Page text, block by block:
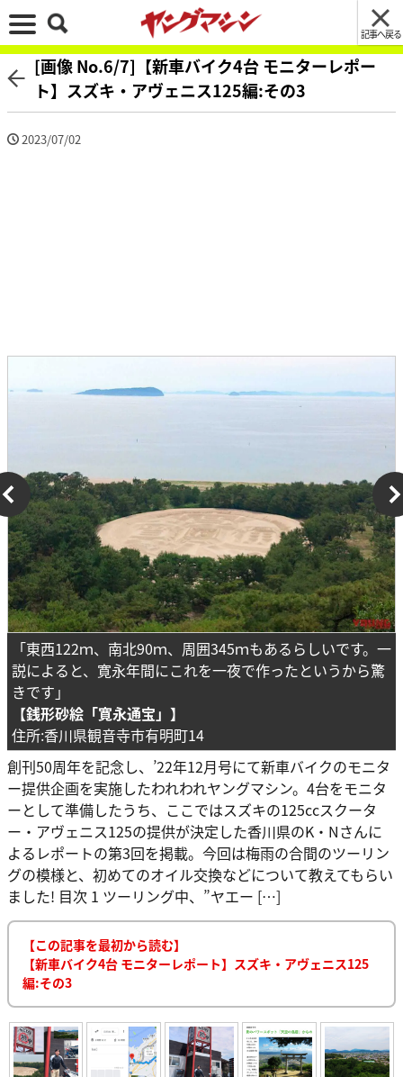
記事へ戻る
[画像 No.6/7]【新車バイク4台 モニターレポー
ト】スズキ・アヴェニス125編:その3
2023/07/02
「東西122ｍ、南北90ｍ、周囲345ｍもあるらしいです。一
説によると、寛永年間にこれを一夜で作ったというから驚
きです」
【銭形砂絵「寛永通宝」】
住所:香川県観音寺市有明町14
創刊50周年を記念し、’22年12月号にて新車バイクのモニタ
ー提供企画を実施したわれわれヤングマシン。4台をモニタ
ーとして準備したうち、ここではスズキの125ccスクータ
ー・アヴェニス125の提供が決定した香川県のK・Nさんに
よるレポートの第3回を掲載。今回は梅雨の合間のツーリン
グの模様と、初めてのオイル交換などについて教えてもらい
ました! 目次 1 ツーリング中、”ヤエー […]
【この記事を最初から読む】
【新車バイク4台 モニターレポート】スズキ・アヴェニス125
編:その3